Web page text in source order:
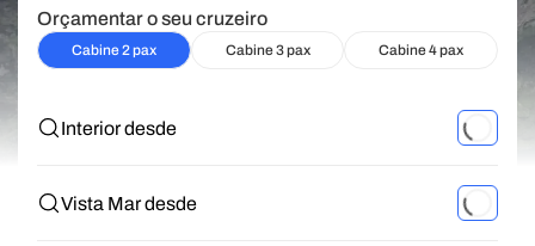
Orçamentar o seu cruzeiro
Cabine 2 pax Cabine 3 pax Cabine 4 pax
Interior desde
Vista Mar desde